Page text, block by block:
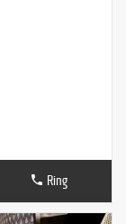
Ring